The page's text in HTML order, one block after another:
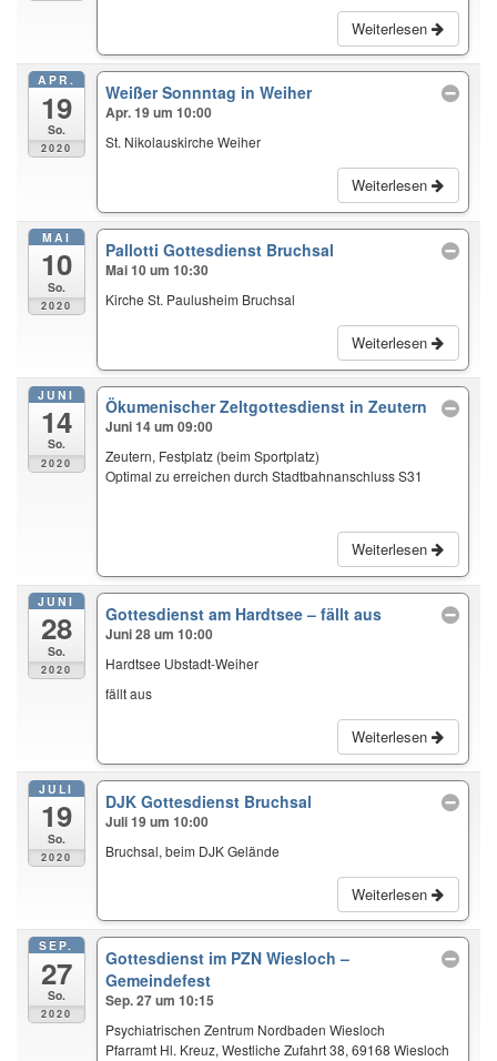
Weiterlesen
APR.
19
So.
2020
Weißer Sonnntag in Weiher
Apr. 19 um 10:00
St. Nikolauskirche Weiher
Weiterlesen
MAI
10
So.
2020
Pallotti Gottesdienst Bruchsal
Mai 10 um 10:30
Kirche St. Paulusheim Bruchsal
Weiterlesen
JUNI
14
So.
2020
Ökumenischer Zeltgottesdienst in Zeutern
Juni 14 um 09:00
Zeutern, Festplatz (beim Sportplatz)
Optimal zu erreichen durch Stadtbahnanschluss S31
Weiterlesen
JUNI
28
So.
2020
Gottesdienst am Hardtsee – fällt aus
Juni 28 um 10:00
Hardtsee Ubstadt-Weiher
fällt aus
Weiterlesen
JULI
19
So.
2020
DJK Gottesdienst Bruchsal
Juli 19 um 10:00
Bruchsal, beim DJK Gelände
Weiterlesen
SEP.
27
So.
2020
Gottesdienst im PZN Wiesloch –
Gemeindefest
Sep. 27 um 10:15
Psychiatrischen Zentrum Nordbaden Wiesloch
Pfarramt Hl. Kreuz, Westliche Zufahrt 38, 69168 Wiesloch